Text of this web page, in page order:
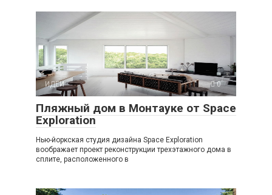
ИДЕИ 0
Пляжный дом в Монтауке от Space
Exploration
Нью-йоркская студия дизайна Space Exploration
воображает проект реконструкции трехэтажного дома в
сплите, расположенного в